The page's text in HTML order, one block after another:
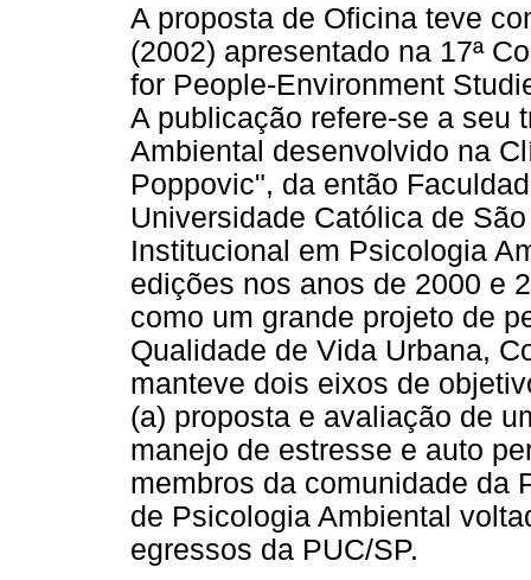
A proposta de Oficina teve
(2002) apresentado na 17ª
for People-Environment
A publicação refere-se a seu
Ambiental desenvolvido na
Poppovic", da então
Universidade Católica de
Institucional em Psicologia
edições nos anos de 2000 e
como um grande projeto de
Qualidade de Vida Urbana,
manteve dois eixos de
(a) proposta e avaliação de
manejo de estresse e auto
membros da comunidade da
de Psicologia Ambiental
egressos da PUC/SP.